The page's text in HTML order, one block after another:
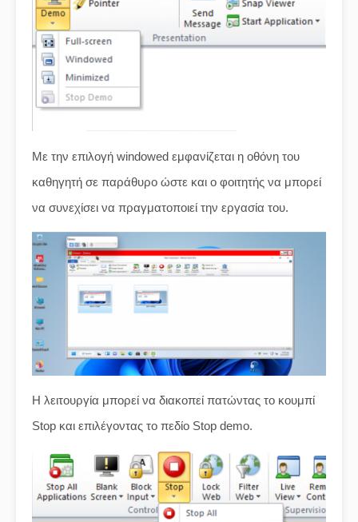
Με την επιλογή windowed εμφανίζεται η οθόνη του
καθηγητή σε παράθυρο ώστε και ο φοιτητής να μπορεί
να συνεχίσει να πραγματοποιεί την εργασία του.
Η λειτουργία μπορεί να διακοπεί πατώντας το κουμπί
Stop και επιλέγοντας το πεδίο Stop demo.